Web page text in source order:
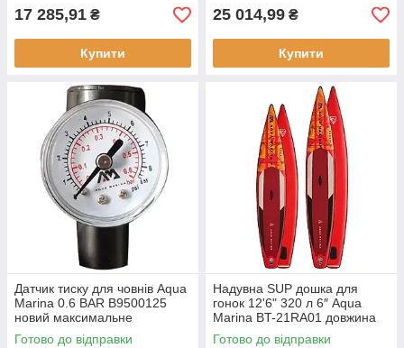
17 285,91 ₴
Купити
25 014,99 ₴
Купити
Датчик тиску для човнів Aqua
Marina 0.6 BAR B9500125
новий максимальне
навантаження 0.6 кг
Готово до відправки
Надувна SUP дошка для
гонок 12'6" 320 л 6″ Aqua
Marina BT-21RA01 довжина
381 см ширина 69 см
Готово до відправки